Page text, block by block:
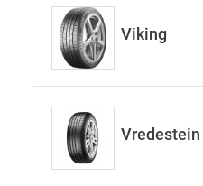
Viking
Vredestein